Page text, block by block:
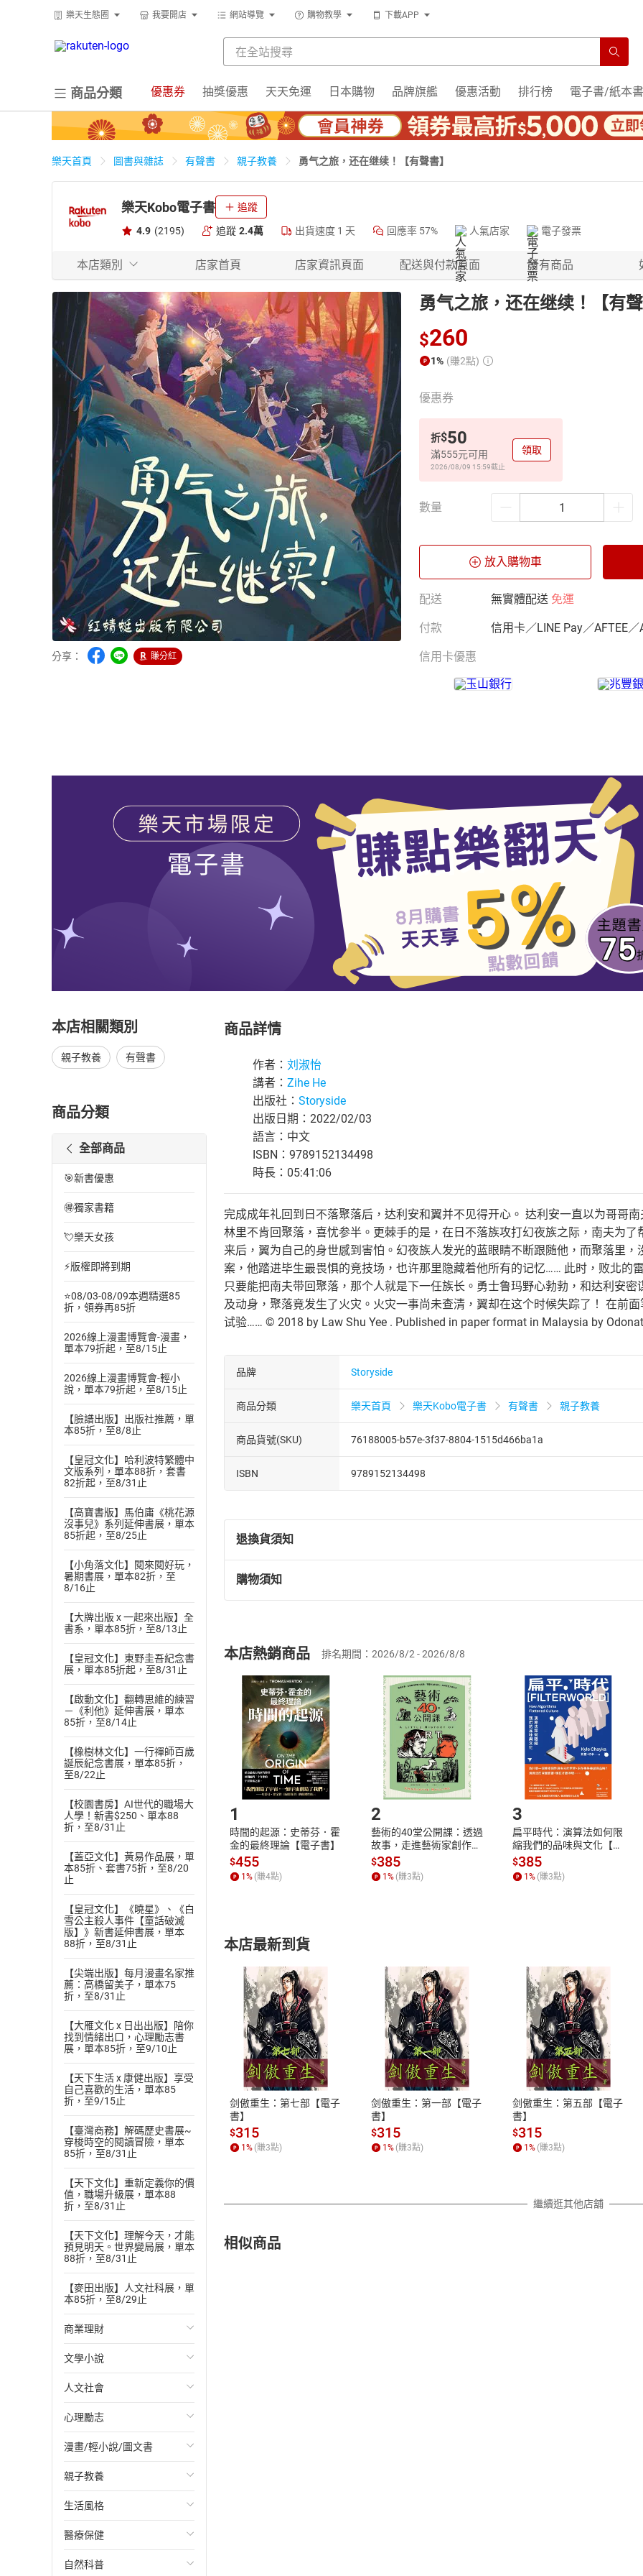
樂天生態圈 我要開店 網站導覽 購物教學 下載APP
商品分類 優惠券 抽獎優惠 天天免運 日本購物 品牌旗艦 優惠活動 排行榜 電子書/紙本書
樂天首頁 圖書與雜誌 有聲書 親子教養 勇气之旅，还在继续！【有聲書】
樂天Kobo電子書 追蹤
4.9 (2195) 追蹤 2.4萬 出貨速度 1 天 回應率 57% 人氣店家 電子發票
本店類別 店家首頁 店家資訊頁面 配送與付款頁面 所有商品
分享： 賺分紅
勇气之旅，还在继续！【有
$260
1% (賺2點)
優惠券
折$50
滿555元可用
2026/08/09 15:59截止
領取
數量
放入購物車
配送 無實體配送 免運
付款 信用卡／LINE Pay／AFTEE／
信用卡優惠
本店相關類別
親子教養 有聲書
商品分類
全部商品
🎯新書優惠
🉐獨家書籍
💘樂天女孩
⚡版權即將到期
⭐08/03-08/09本週精選85
折，領券再85折
2026線上漫畫博覽會-漫畫，
單本79折起，至8/15止
2026線上漫畫博覽會-輕小
說，單本79折起，至8/15止
【臉譜出版】出版社推薦，單
本85折，至8/8止
【皇冠文化】哈利波特繁體中
文版系列，單本88折，套書
82折起，至8/31止
【高寶書版】馬伯庸《桃花源
沒事兒》系列延伸書展，單本
85折起，至8/25止
【小角落文化】閱來閱好玩，
暑期書展，單本82折，至
8/16止
【大牌出版 x 一起來出版】全
書系，單本85折，至8/13止
【皇冠文化】東野圭吾紀念書
展，單本85折起，至8/31止
【啟動文化】翻轉思維的練習
－《利他》延伸書展，單本
85折，至8/14止
【橡樹林文化】一行禪師百歲
誕辰紀念書展，單本85折，
至8/22止
【校園書房】AI世代的職場大
人學！新書$250、單本88
折，至8/31止
【蓋亞文化】黃易作品展，單
本85折、套書75折，至8/20
止
【皇冠文化】《曉星》、《白
雪公主殺人事件【童話破滅
版】》新書延伸書展，單本
88折，至8/31止
【尖端出版】每月漫畫名家推
薦：高橋留美子，單本75
折，至8/31止
【大雁文化 x 日出出版】陪你
找到情緒出口，心理勵志書
展，單本85折，至9/10止
【天下生活 x 康健出版】享受
自己喜歡的生活，單本85
折，至9/15止
【臺灣商務】解碼歷史書展~
穿梭時空的閱讀冒險，單本
85折，至8/31止
【天下文化】重新定義你的價
值，職場升級展，單本88
折，至8/31止
【天下文化】理解今天，才能
預見明天。世界變局展，單本
88折，至8/31止
【麥田出版】人文社科展，單
本85折，至8/29止
商業理財
投資理財
經濟/趨勢
財務/金融
管理/領導
職場工作術
成功法
行銷/廣告
傳記
文學小說
歐美文學
日本文學
韓國文學
華文文學
經典文學
成長/家庭生活小說
懸疑/推理小說
人文社會
國際關係
政治
社會科學
台灣/中國歷史
日/韓歷史
其他歷史/史學
心理勵志
心靈成長/情緒
人際關係
兩性關係
心理學
漫畫/輕小說/圖文書
輕小說
奇幻/科幻
愛情故事
職場/社會寫實
親子教養
教育現場
兒童文學/故事
兒童科普/學習
生活風格
飲食/食譜
健身/美顏
醫療保健
健康/養生
自然科普
商品詳情
作者： 刘淑怡
講者： Zihe He
出版社： Storyside
出版日期：2022/02/03
語言：中文
ISBN：9789152134498
時長：05:41:06
完成成年礼回到日不落聚落后，达利安和翼并不见得开心。 达利安一直以为哥哥
林里不肯回聚落，喜忧参半。更棘手的是，在日不落族攻打幻夜族之际，南夫为
来后，翼为自己的身世感到害怕。幻夜族人发光的蓝眼睛不断跟随他，而聚落里
案，他踏进毕生最畏惧的竞技场，也许那里隐藏着他所有的记忆…… 此时，败北的
只要能把南夫带回聚落，那个人就是下一任族长。勇士鲁玛野心勃勃，和达利安
及动身，聚落竟发生了火灾。火灾一事尚未查清，翼却在这个时候失踪了！ 在前
试验…… © 2018 by Law Shu Yee . Published in paper format in Malaysia by
品牌 Storyside
商品分類 樂天首頁 樂天Kobo電子書 有聲書 親子教養
商品貨號(SKU) 76188005-b57e-3f37-8804-1515d466ba1a
ISBN 9789152134498
退換貨須知
退換貨規定：
(一)依消費者保護法第19條第1項後段暨通訊交易解除權合理例外情事適用
(二)消費者訂購本店鋪之商品即代表知悉本店鋪所銷售之商品為電子書，
且已下載/存取電子書，不得請求退貨退款。
退貨方式：您欲取消訂單或辦理退貨時，請登入樂天市場，並於「我的訂單
貨」，本店鋪將依您的申請進行審核，待審核通過後將為您辦理退款事宜。
請注意，樂天市場須以整筆訂單為單位進行取消/退貨，恕無法以單支商品取
購物須知
挑選商品
Choose
放入購物車
Shopping cart
登入帳號
Login
購書後，如何開始使用？
Step1.選擇閱讀載具 Step2.登入
付款方式
ATM轉帳、信用卡、LINE PAY、AFTEE
退換貨規範
本店是否提供消費者保護法七日猶
之權利，遽消費者保護法及通訊交
除權合理例外情事適用準則，依商
質各有不同規定。詳細退換貨說明
照各商品說明。
本店熱銷商品 排名期間：2026/8/2 - 2026/8/8
1
時間的起源：史蒂芬．霍
金的最終理論【電子書】
$455
1 % (賺4點)
2
藝術的40堂公開課：透過
故事，走進藝術家創作現
場，看藝術如何誕生、如
何形塑人類生活【電子
書】
$385
1 % (賺3點)
3
扁平時代：演算法如何限
縮我們的品味與文化【電
子書】
$385
1 % (賺3點)
本店最新到貨
剑傲重生：第七部【電子
書】
$315
1 % (賺3點)
剑傲重生：第一部【電子
書】
$315
1 % (賺3點)
剑傲重生：第五部【電子
書】
$315
1 % (賺3點)
繼續逛其他店舖
相似商品